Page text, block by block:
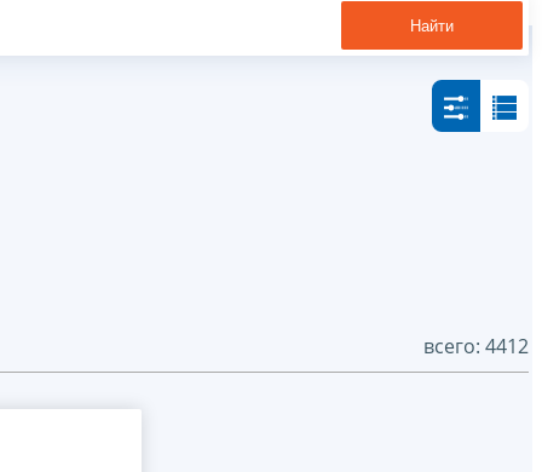
Найти
всего: 4412